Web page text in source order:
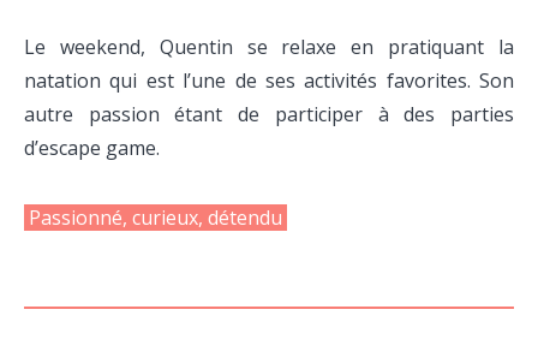
Le weekend, Quentin se relaxe en pratiquant la
natation qui est l’une de ses activités favorites. Son
autre passion étant de participer à des parties
d’escape game.
Passionné, curieux, détendu